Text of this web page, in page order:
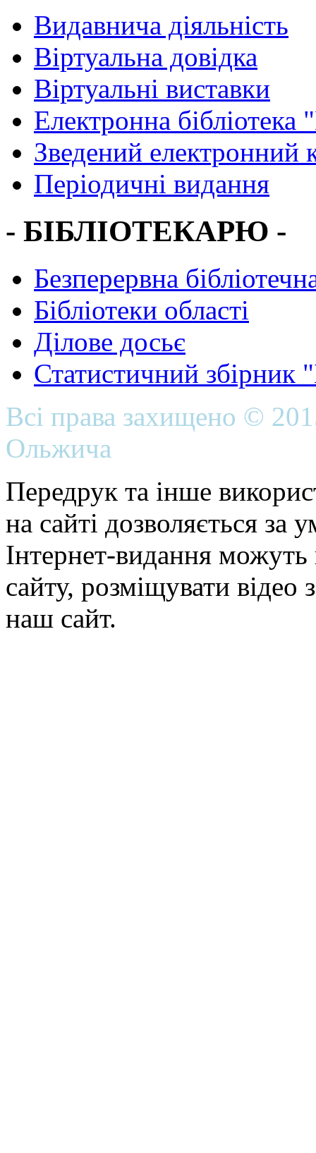
Видавнича діяльність
Віртуальна довідка
Віртуальні виставки
Електронна
Зведений електронний
Періодичні видання
- БІБЛІОТЕКАРЮ -
Безперервна
Бібліотеки області
Ділове досьє
Статистичний
Всі права захищено ©
Ольжича
Передрук та інше
на сайті дозволяється
Інтернет-видання можуть
сайту, розміщувати відео
наш сайт.